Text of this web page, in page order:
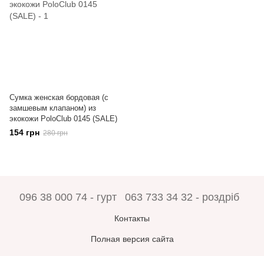
Сумка женская бордовая (с
замшевым клапаном) из
экокожи PoloClub 0145 (SALE)
154 грн 280 грн
096 38 000 74 - гурт 063 733 34 32 - роздріб
Контакты
Полная версия сайта